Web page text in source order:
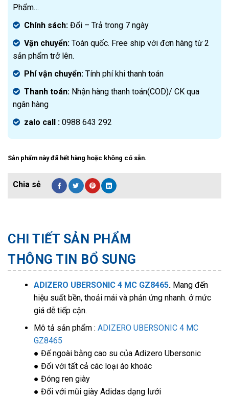
Phẩm…
Chính sách: Đổi – Trả trong 7 ngày
Vận chuyển: Toàn quốc. Free ship với đơn hàng từ 2
sản phẩm trở lên.
Phí vận chuyển: Tính phí khi thanh toán
Thanh toán: Nhận hàng thanh toán(COD)/ CK qua
ngân hàng
zalo call : 0988 643 292
Sản phẩm này đã hết hàng hoặc không có sẵn.
CHI TIẾT SẢN PHẨM
THÔNG TIN BỔ SUNG
ADIZERO UBERSONIC 4 MC GZ8465. Mang đến
hiệu suất bền, thoải mái và phản ứng nhanh. ở mức
giá dễ tiếp cận.
Mô tả sản phẩm : ADIZERO UBERSONIC 4 MC
GZ8465
● Đế ngoài bằng cao su của Adizero Ubersonic
● Đối với tất cả các loại áo khoác
● Đóng ren giày
● Đối với mũi giày Adidas dạng lưới